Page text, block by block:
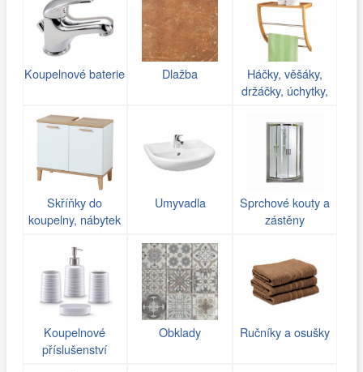
Koupelnové baterie Dlažba
Háčky, věšáky,
držáčky, úchytky,
Skříňky do
koupelny, nábytek
Umyvadla
Sprchové kouty a
zástěny
Koupelnové
příslušenství
Obklady Ručníky a osušky